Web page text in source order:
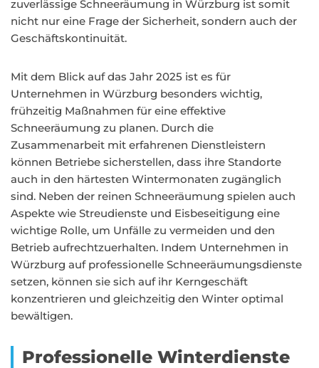
zuverlässige Schneeräumung in Würzburg ist somit
nicht nur eine Frage der Sicherheit, sondern auch der
Geschäftskontinuität.
Mit dem Blick auf das Jahr 2025 ist es für
Unternehmen in Würzburg besonders wichtig,
frühzeitig Maßnahmen für eine effektive
Schneeräumung zu planen. Durch die
Zusammenarbeit mit erfahrenen Dienstleistern
können Betriebe sicherstellen, dass ihre Standorte
auch in den härtesten Wintermonaten zugänglich
sind. Neben der reinen Schneeräumung spielen auch
Aspekte wie Streudienste und Eisbeseitigung eine
wichtige Rolle, um Unfälle zu vermeiden und den
Betrieb aufrechtzuerhalten. Indem Unternehmen in
Würzburg auf professionelle Schneeräumungsdienste
setzen, können sie sich auf ihr Kerngeschäft
konzentrieren und gleichzeitig den Winter optimal
bewältigen.
Professionelle Winterdienste